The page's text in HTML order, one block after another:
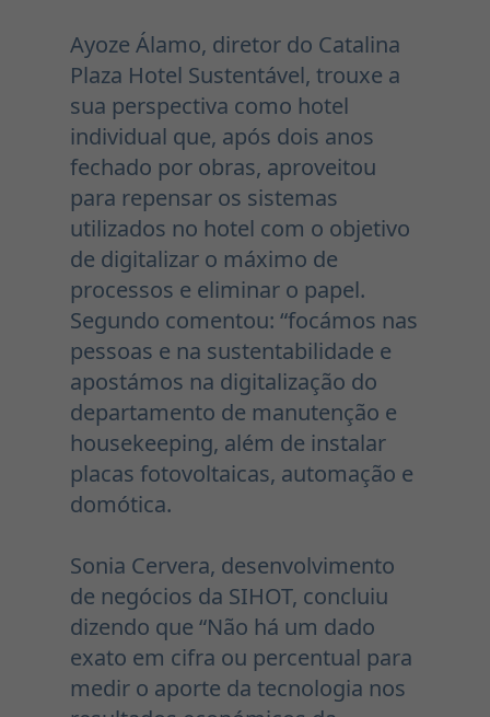
Ayoze Álamo, diretor do Catalina
Plaza Hotel Sustentável, trouxe a
sua perspectiva como hotel
individual que, após dois anos
fechado por obras, aproveitou
para repensar os sistemas
utilizados no hotel com o objetivo
de digitalizar o máximo de
processos e eliminar o papel.
Segundo comentou: “focámos nas
pessoas e na sustentabilidade e
apostámos na digitalização do
departamento de manutenção e
housekeeping, além de instalar
placas fotovoltaicas, automação e
domótica.
Sonia Cervera, desenvolvimento
de negócios da SIHOT, concluiu
dizendo que “Não há um dado
exato em cifra ou percentual para
medir o aporte da tecnologia nos